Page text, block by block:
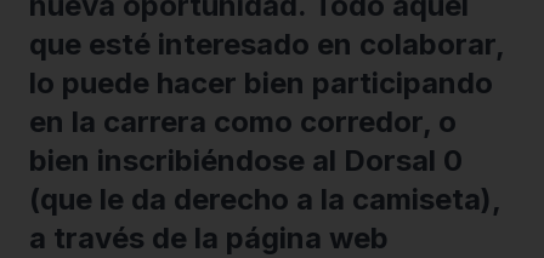
que esté interesado en colaborar,
lo puede hacer bien participando
en la carrera como corredor, o
bien inscribiéndose al Dorsal 0
(que le da derecho a la camiseta),
a través de la página web